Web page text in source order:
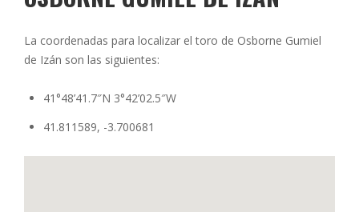
La coordenadas para localizar el toro de Osborne Gumiel
de Izán son las siguientes:
41°48’41.7″N 3°42’02.5″W
41.811589, -3.700681